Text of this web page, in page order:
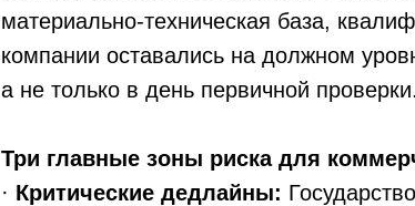
материально-техническая база,
компании оставались на должном
а не только в день первичной проверки.
Три главные зоны риска для
· Критические дедлайны: